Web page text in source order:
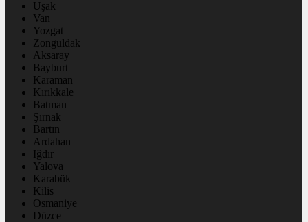
Uşak
Van
Yozgat
Zonguldak
Aksaray
Bayburt
Karaman
Kırıkkale
Batman
Şırnak
Bartın
Ardahan
Iğdır
Yalova
Karabük
Kilis
Osmaniye
Düzce